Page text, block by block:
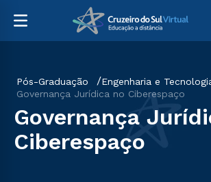
Pós-Graduação
Engenharia e
Governança Jurídica no Ciberespaço
Governança
Ciberespaço